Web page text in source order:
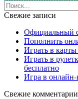
Свежие записи
Официальный
Пополнить
Играть в карты
Играть в
бесплатно
Игра в онлайн-
Свежие комментарии